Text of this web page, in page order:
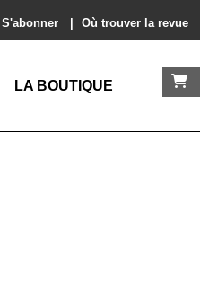
S'abonner Où trouver la revue
LA BOUTIQUE